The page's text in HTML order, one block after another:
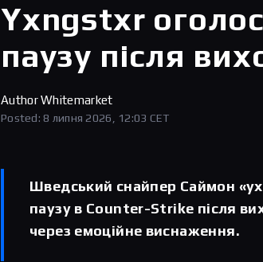
Yxngstxr
паузу після
AuthorWhitemarket
Posted: 8 липня 2026, 12:03 CET
Шведський снайпер Саймон
паузу в Counter-Strike після
через емоційне виснаження.